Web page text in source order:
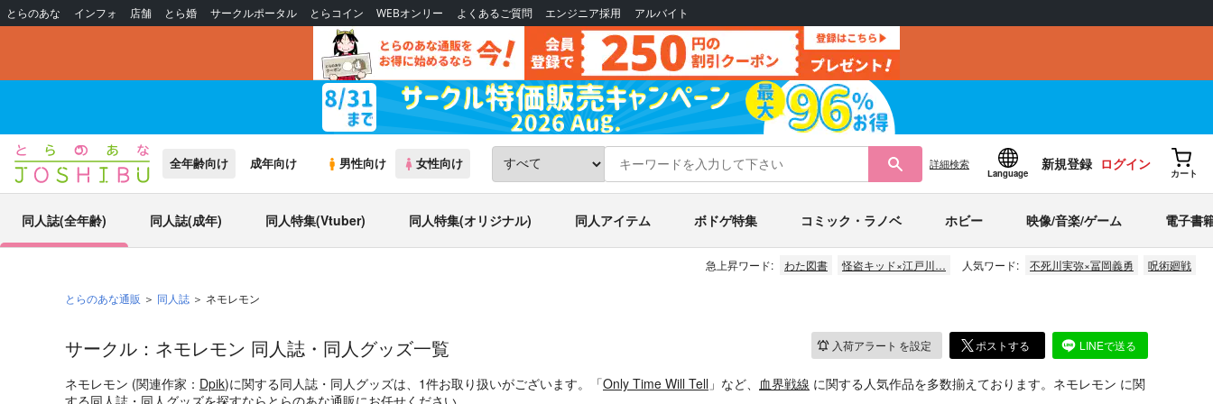
とらのあな インフォ 店舗 とら婚 サークルポータル とらコイン WEBオンリー よくあるご質問 エンジニア採用 アルバイト
全年齢向け 成年向け 男性向け 女性向け 詳細検索
Language
新規登録 ログイン
カート
同人誌(全年齢) 同人誌(成年) 同人特集(Vtuber) 同人特集(オリジナル) 同人アイテム ボドゲ特集 コミック・ラノベ ホビー 映像/音楽/ゲーム 電子書
急上昇ワード: わた図書 怪盗キッド×江戸川… 人気ワード: 不死川実弥×冨岡義勇 呪術廻戦
とらのあな通販 同人誌 ネモレモン
入荷アラート を設定 ポストする LINEで送る
サークル：ネモレモン 同人誌・同人グッズ一覧
ネモレモン (関連作家： Dpik)に関する同人誌・同人グッズは、1件お取り扱いがございます。「Only Time Will Tell 」など、 血界戦線 に関する人気作品を多数揃えております。ネモレモン に関
する同人誌・同人グッズを探すならとらのあな通販にお任せください。